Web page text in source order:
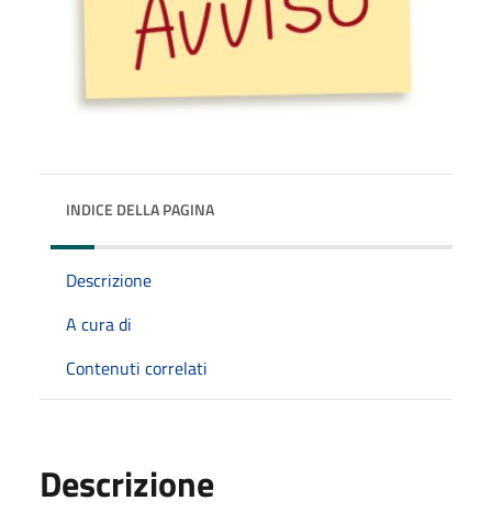
INDICE DELLA PAGINA
Descrizione
A cura di
Contenuti correlati
Descrizione